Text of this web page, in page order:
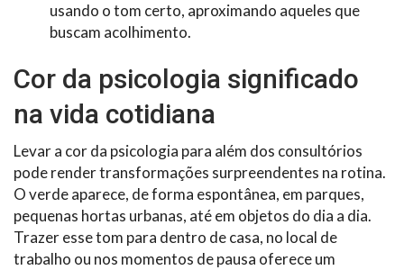
usando o tom certo, aproximando aqueles que
buscam acolhimento.
Cor da psicologia significado
na vida cotidiana
Levar a cor da psicologia para além dos consultórios
pode render transformações surpreendentes na rotina.
O verde aparece, de forma espontânea, em parques,
pequenas hortas urbanas, até em objetos do dia a dia.
Trazer esse tom para dentro de casa, no local de
trabalho ou nos momentos de pausa oferece um